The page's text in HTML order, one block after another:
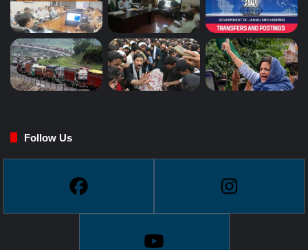
Follow Us